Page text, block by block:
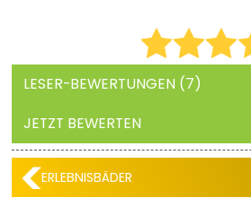
LESER-BEWERTUNGEN (7)
JETZT BEWERTEN
ERLEBNISBÄDER